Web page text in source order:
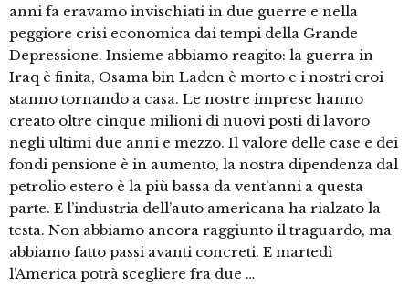
anni fa eravamo invischiati in due guerre e nella
peggiore crisi economica dai tempi della Grande
Depressione. Insieme abbiamo reagito: la guerra in
Iraq è finita, Osama bin Laden è morto e i nostri eroi
stanno tornando a casa. Le nostre imprese hanno
creato oltre cinque milioni di nuovi posti di lavoro
negli ultimi due anni e mezzo. Il valore delle case e dei
fondi pensione è in aumento, la nostra dipendenza dal
petrolio estero è la più bassa da vent’anni a questa
parte. E l’industria dell’auto americana ha rialzato la
testa. Non abbiamo ancora raggiunto il traguardo, ma
abbiamo fatto passi avanti concreti. E martedì
l’America potrà scegliere fra due …